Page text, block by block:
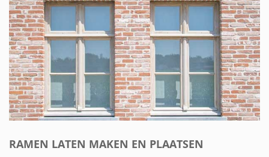
RAMEN LATEN MAKEN EN PLAATSEN